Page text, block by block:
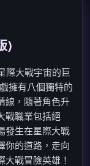
)
際大戰宇宙的巨
擁有八個獨特的
線，隨著角色升
戰職業包括絕
發生在星際大戰
你的道路，走向
戰冒險英雄！